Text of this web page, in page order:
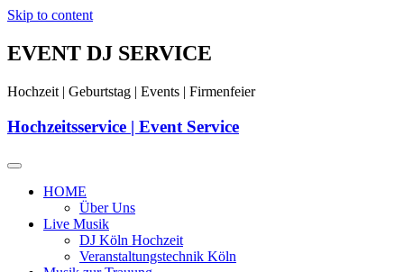
Skip to content
EVENT DJ SERVICE
Hochzeit | Geburtstag | Events | Firmenfeier
Hochzeitsservice | Event Service
HOME
Über Uns
Live Musik
DJ Köln Hochzeit
Veranstaltungstechnik Köln